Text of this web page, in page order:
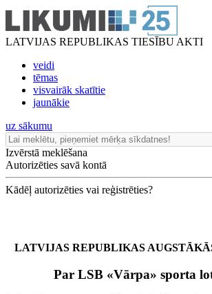
LATVIJAS REPUBLIKAS TIESĪBU AKTI
veidi
tēmas
visvairāk skatītie
jaunākie
uz sākumu
Izvērstā meklēšana
Autorizēties savā kontā
Kādēļ autorizēties vai reģistrēties?
LATVIJAS REPUBLIKAS
Par LSB «Vārpa» sporta